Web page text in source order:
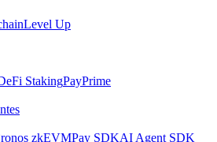
Level Up
StakingPayPrime
zkEVMPay SDKAI Agent SDK